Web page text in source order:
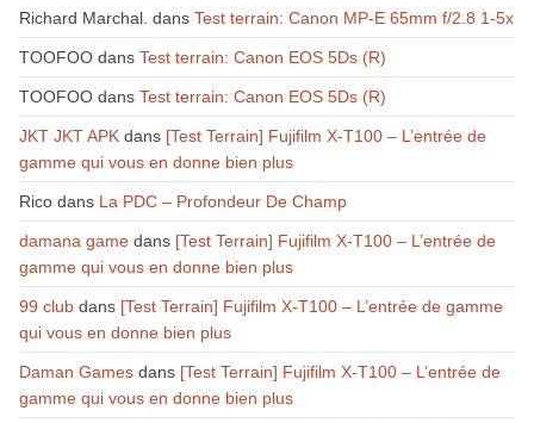
Richard Marchal. dans Test terrain: Canon MP-E 65mm f/2.8 1-5x
TOOFOOdans Test terrain: Canon EOS 5Ds (R)
TOOFOOdans Test terrain: Canon EOS 5Ds (R)
JKT JKT APKdans [Test Terrain] Fujifilm X-T100 – L’entrée de
gamme qui vous en donne bien plus
Ricodans La PDC – Profondeur De Champ
damana gamedans [Test Terrain] Fujifilm X-T100 – L’entrée de
gamme qui vous en donne bien plus
99 clubdans [Test Terrain] Fujifilm X-T100 – L’entrée de gamme
qui vous en donne bien plus
Daman Gamesdans [Test Terrain] Fujifilm X-T100 – L’entrée de
gamme qui vous en donne bien plus